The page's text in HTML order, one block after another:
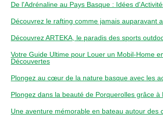
De l'Adrénaline au Pays Basque : Idées
Découvrez le rafting comme jamais auparavant
Découvrez ARTEKA, le paradis des sports
Votre Guide Ultime pour Louer un Mobil-Home
Découvertes
Plongez au cœur de la nature basque avec les
Plongez dans la beauté de Porquerolles grâce
Une aventure mémorable en bateau autour des